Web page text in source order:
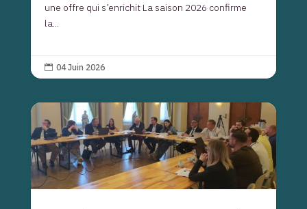
une offre qui s’enrichit La saison 2026 confirme
la...
 04 Juin 2026